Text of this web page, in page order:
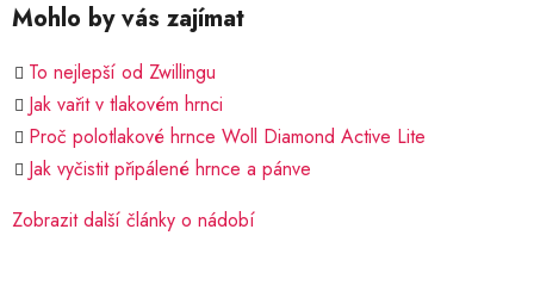
Mohlo by vás zajímat
To nejlepší od Zwillingu
Jak vařit v tlakovém hrnci
Proč polotlakové hrnce Woll Diamond Active Lite
Jak vyčistit připálené hrnce a pánve
Zobrazit další články o nádobí